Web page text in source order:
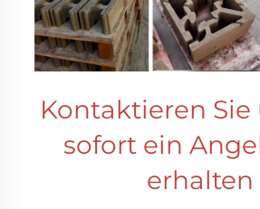
Kontaktieren Sie
sofort ein
erhalten